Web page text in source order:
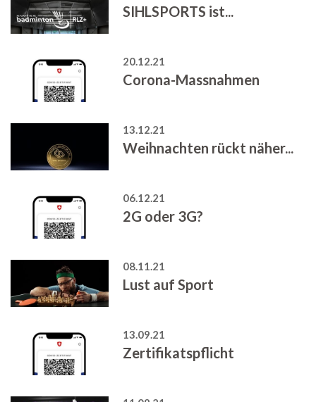
SIHLSPORTS ist...
20.12.21
Corona-Massnahmen
13.12.21
Weihnachten rückt näher...
06.12.21
2G oder 3G?
08.11.21
Lust auf Sport
13.09.21
Zertifikatspflicht